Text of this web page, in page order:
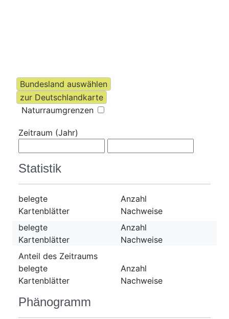
Naturraumgrenzen
Zeitraum (Jahr)
Statistik
belegte
Kartenblätter
Anzahl
Nachweise
belegte
Kartenblätter
Anzahl
Nachweise
Anteil des Zeitraums
belegte
Kartenblätter
Anzahl
Nachweise
Phänogramm